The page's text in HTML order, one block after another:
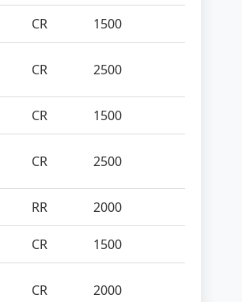
CR 1500
CR 2500
CR 1500
CR 2500
RR 2000
CR 1500
CR 2000